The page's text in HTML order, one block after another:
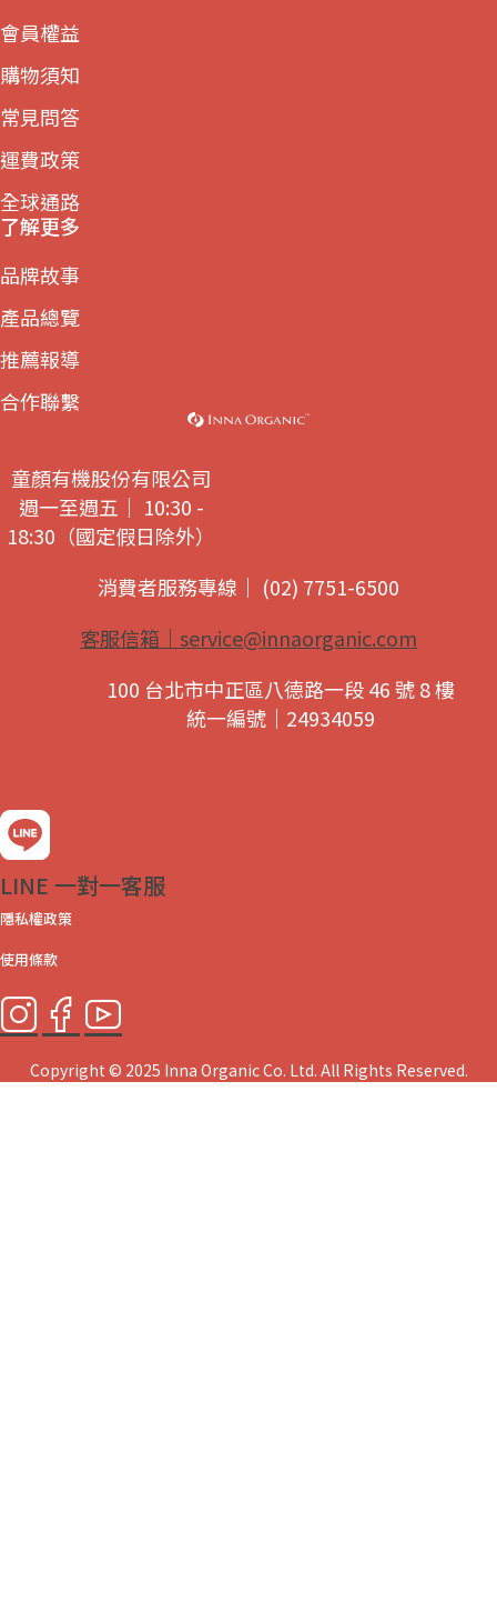
會員權益
購物須知
常見問答
運費政策
全球通路
了解更多
品牌故事
產品總覽
推薦報導
合作聯繫
童顏有機股份有限公司
週一至週五｜ 10:30 -
18:30（國定假日除外）
消費者服務專線｜ (02) 7751-6500
客服信箱｜ service@innaorganic.com
100 台北市中正區八德路一段 46 號 8 樓
統一編號｜24934059
LINE 一對一客服
隱私權政策
使用條款
Copyright © 2025 Inna Organic Co. Ltd. All Rights Reserved.